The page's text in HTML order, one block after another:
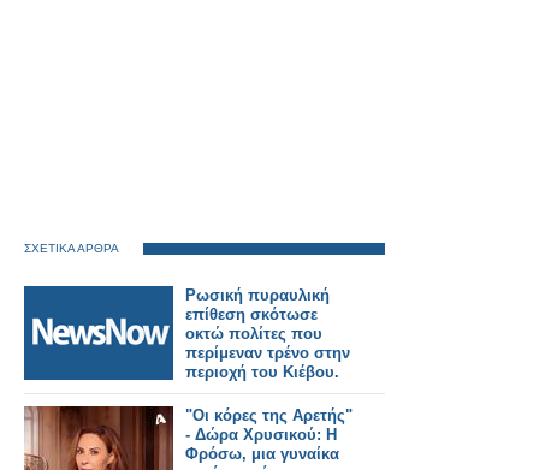
ΣΧΕΤΙΚΑ ΑΡΘΡΑ
Ρωσική πυραυλική
επίθεση σκότωσε
οκτώ πολίτες που
περίμεναν τρένο στην
περιοχή του Κιέβου.
"Οι κόρες της Αρετής"
- Δώρα Χρυσικού: Η
Φρόσω, μια γυναίκα